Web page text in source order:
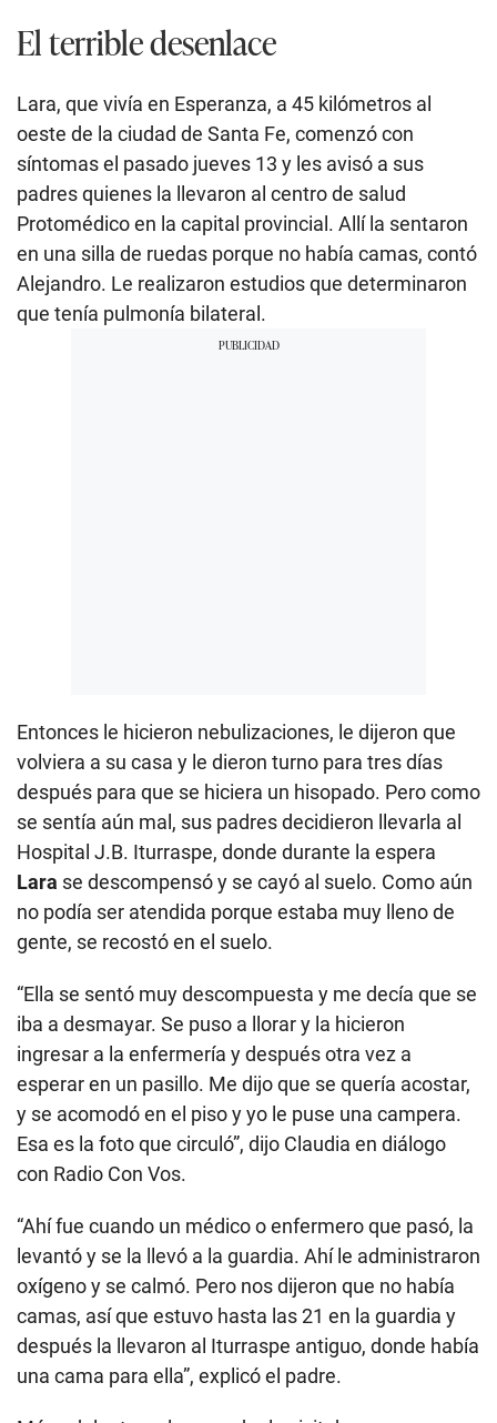
El terrible desenlace
Lara, que vivía en Esperanza, a 45 kilómetros al
oeste de la ciudad de Santa Fe, comenzó con
síntomas el pasado jueves 13 y les avisó a sus
padres quienes la llevaron al centro de salud
Protomédico en la capital provincial. Allí la sentaron
en una silla de ruedas porque no había camas, contó
Alejandro. Le realizaron estudios que determinaron
que tenía pulmonía bilateral.
Entonces le hicieron nebulizaciones, le dijeron que
volviera a su casa y le dieron turno para tres días
después para que se hiciera un hisopado. Pero como
se sentía aún mal, sus padres decidieron llevarla al
Hospital J.B. Iturraspe, donde durante la espera
Lara se descompensó y se cayó al suelo. Como aún
no podía ser atendida porque estaba muy lleno de
gente, se recostó en el suelo.
“Ella se sentó muy descompuesta y me decía que se
iba a desmayar. Se puso a llorar y la hicieron
ingresar a la enfermería y después otra vez a
esperar en un pasillo. Me dijo que se quería acostar,
y se acomodó en el piso y yo le puse una campera.
Esa es la foto que circuló”, dijo Claudia en diálogo
con Radio Con Vos.
“Ahí fue cuando un médico o enfermero que pasó, la
levantó y se la llevó a la guardia. Ahí le administraron
oxígeno y se calmó. Pero nos dijeron que no había
camas, así que estuvo hasta las 21 en la guardia y
después la llevaron al Iturraspe antiguo, donde había
una cama para ella”, explicó el padre.